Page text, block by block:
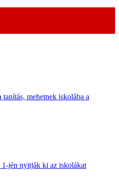
mehetnek iskolába a
jén nyitják ki az iskolákat